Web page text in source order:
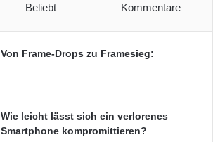
Beliebt Kommentare
Von Frame-Drops zu Framesieg:
Wie leicht lässt sich ein verlorenes
Smartphone kompromittieren?